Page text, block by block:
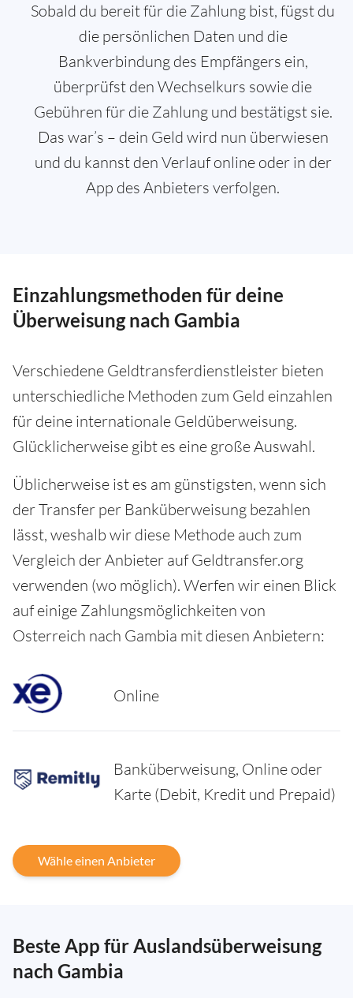
Sobald du bereit für die Zahlung bist, fügst du
die persönlichen Daten und die
Bankverbindung des Empfängers ein,
überprüfst den Wechselkurs sowie die
Gebühren für die Zahlung und bestätigst sie.
Das war’s – dein Geld wird nun überwiesen
und du kannst den Verlauf online oder in der
App des Anbieters verfolgen.
Einzahlungsmethoden für deine
Überweisung nach Gambia
Verschiedene Geldtransferdienstleister bieten
unterschiedliche Methoden zum Geld einzahlen
für deine internationale Geldüberweisung.
Glücklicherweise gibt es eine große Auswahl.
Üblicherweise ist es am günstigsten, wenn sich
der Transfer per Banküberweisung bezahlen
lässt, weshalb wir diese Methode auch zum
Vergleich der Anbieter auf Geldtransfer.org
verwenden (wo möglich). Werfen wir einen Blick
auf einige Zahlungsmöglichkeiten von
Osterreich nach Gambia mit diesen Anbietern:
Online
Banküberweisung, Online oder
Karte (Debit, Kredit und Prepaid)
Wähle einen Anbieter
Beste App für Auslandsüberweisung
nach Gambia